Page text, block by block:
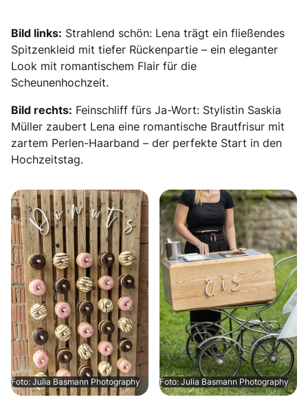
Bild links: Strahlend schön: Lena trägt ein fließendes
Spitzenkleid mit tiefer Rückenpartie – ein eleganter
Look mit romantischem Flair für die
Scheunenhochzeit.
Bild rechts: Feinschliff fürs Ja-Wort: Stylistin Saskia
Müller zaubert Lena eine romantische Brautfrisur mit
zartem Perlen-Haarband – der perfekte Start in den
Hochzeitstag.
Foto: Julia Basmann Photography Foto: Julia Basmann Photography